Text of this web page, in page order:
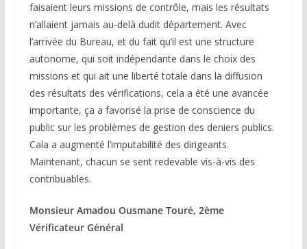
faisaient leurs missions de contrôle, mais les résultats
n’allaient jamais au-delà dudit département. Avec
l’arrivée du Bureau, et du fait qu’il est une structure
autonome, qui soit indépendante dans le choix des
missions et qui ait une liberté totale dans la diffusion
des résultats des vérifications, cela a été une avancée
importante, ça a favorisé la prise de conscience du
public sur les problèmes de gestion des deniers publics.
Cala a augmenté l’imputabilité des dirigeants.
Maintenant, chacun se sent redevable vis-à-vis des
contribuables.
Monsieur Amadou Ousmane Touré, 2ème
Vérificateur Général